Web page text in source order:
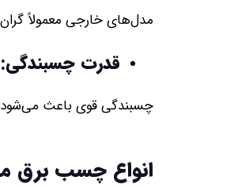
مدل‌های خارجی معمولاً
قدرت چسبندگی:
چسبندگی قوی باعث می‌شود
انواع چسب برق